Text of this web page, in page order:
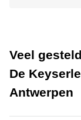
Veel
De
Antwerpen